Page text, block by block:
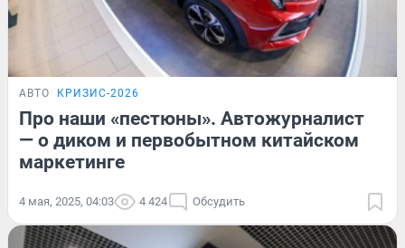
АВТО КРИЗИС-2026
Про наши «пестюны». Автожурналист
— о диком и первобытном китайском
маркетинге
4 мая, 2025, 04:03 4 424 Обсудить